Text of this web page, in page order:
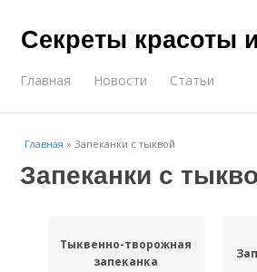
Секреты красоты
Главная Новости Статьи
Главная »Запеканки с тыквой
Запеканки с
Тыквенно-творожная
запеканка